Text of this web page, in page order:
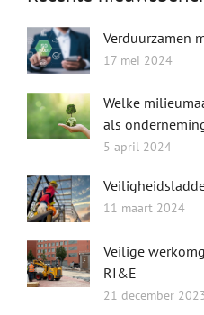
Verduurzamen
17 mei 2024
Welke
als
5 april 2024
11 maart 2024
Veilige
RI&E
21 december